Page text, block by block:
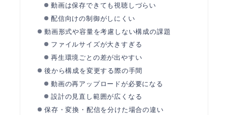
動画は保存できても視聴しづらい
配信向けの制御がしにくい
動画形式や容量を考慮しない構成の課題
ファイルサイズが大きすぎる
再生環境ごとの差が出やすい
後から構成を変更する際の手間
動画の再アップロードが必要になる
設計の見直し範囲が広くなる
保存・変換・配信を分けた場合の違い